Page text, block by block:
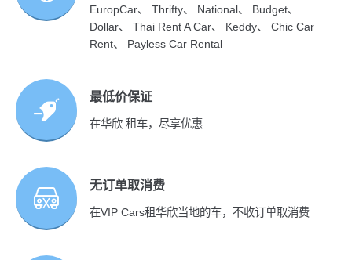
EuropCar、 Thrifty、 National、 Budget、
Dollar、 Thai Rent A Car、 Keddy、 Chic Car
Rent、 Payless Car Rental
最低价保证
在华欣 租车，尽享优惠
无订单取消费
在VIP Cars租华欣当地的车，不收订单取消费